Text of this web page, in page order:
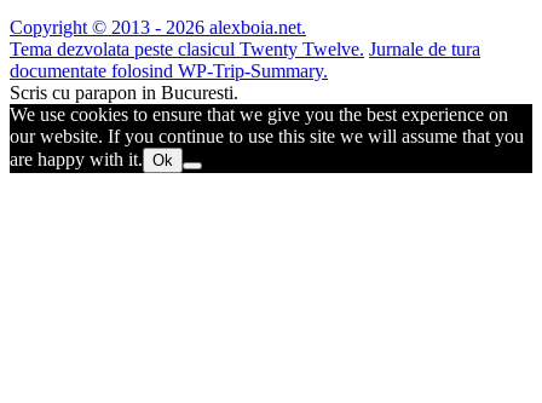
Copyright © 2013 - 2026 alexboia.net.
Tema dezvolata peste clasicul Twenty Twelve. Jurnale de tura
documentate folosind WP-Trip-Summary.
Scris cu parapon in Bucuresti.
We use cookies to ensure that we give you the best experience on
our website. If you continue to use this site we will assume that you
are happy with it. Ok